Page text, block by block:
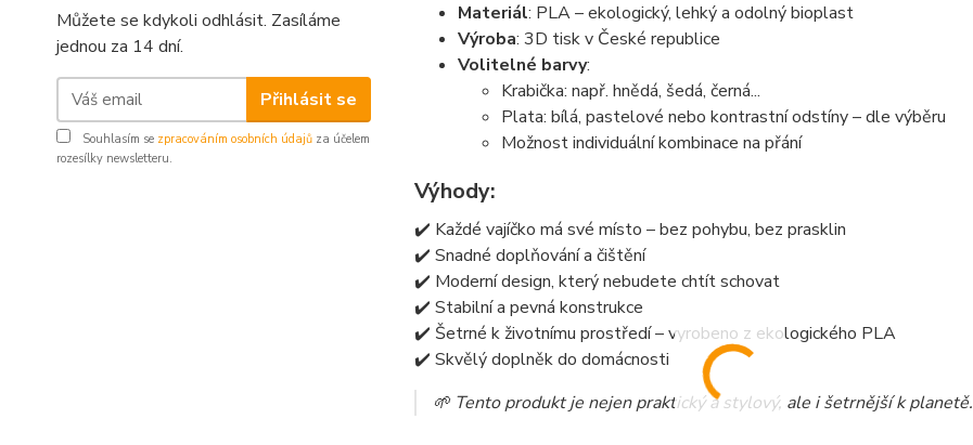
Můžete se kdykoli odhlásit. Zasíláme
jednou za 14 dní.
Přihlásit se
Souhlasím se zpracováním osobních údajů za účelem
rozesílky newsletteru.
Materiál: PLA – ekologický, lehký a odolný bioplast
Výroba: 3D tisk v České republice
Volitelné barvy:
Krabička: např. hnědá, šedá, černá...
Plata: bílá, pastelové nebo kontrastní odstíny – dle výběru
Možnost individuální kombinace na přání
Výhody:
✔️ Každé vajíčko má své místo – bez pohybu, bez prasklin
✔️ Snadné doplňování a čištění
✔️ Moderní design, který nebudete chtít schovat
✔️ Stabilní a pevná konstrukce
✔️ Šetrné k životnímu prostředí – vyrobeno z ekologického PLA
✔️ Skvělý doplněk do domácnosti
🌱 Tento produkt je nejen praktický a stylový, ale i šetrnější k planetě.